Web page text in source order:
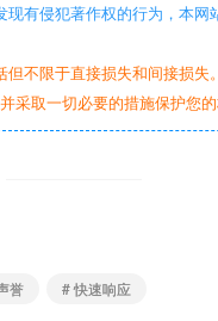
有侵犯著作权的行为，本网
不限于直接损失和间接损失
取一切必要的措施保护您的
誉 # 快速响应